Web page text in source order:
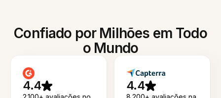
Confiado por Milhões em Todo
o Mundo
4.4 4.4